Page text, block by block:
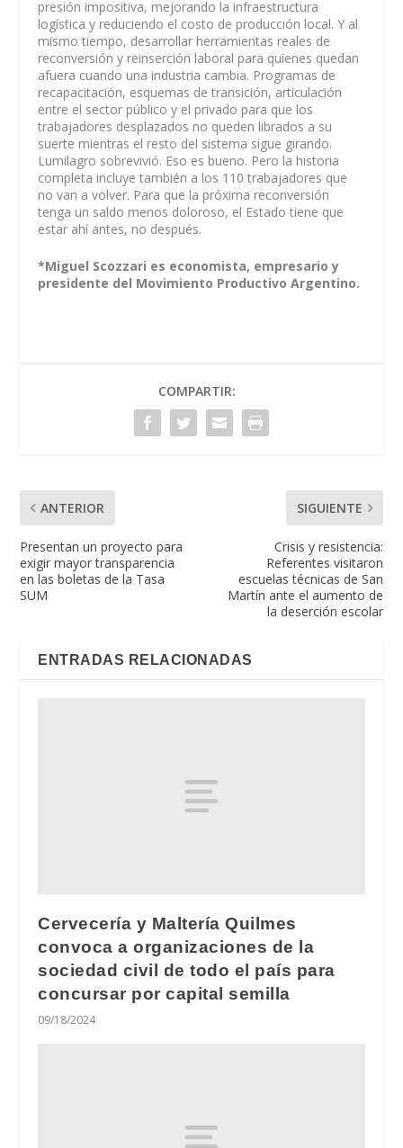
presión impositiva, mejorando la infraestructura
logística y reduciendo el costo de producción local. Y al
mismo tiempo, desarrollar herramientas reales de
reconversión y reinserción laboral para quienes quedan
afuera cuando una industria cambia. Programas de
recapacitación, esquemas de transición, articulación
entre el sector público y el privado para que los
trabajadores desplazados no queden librados a su
suerte mientras el resto del sistema sigue girando.
Lumilagro sobrevivió. Eso es bueno. Pero la historia
completa incluye también a los 110 trabajadores que
no van a volver. Para que la próxima reconversión
tenga un saldo menos doloroso, el Estado tiene que
estar ahí antes, no después.
*Miguel Scozzari es economista, empresario y
presidente del Movimiento Productivo Argentino.
COMPARTIR:
ANTERIOR
Presentan un proyecto para
exigir mayor transparencia
en las boletas de la Tasa
SUM
SIGUIENTE
Crisis y resistencia:
Referentes visitaron
escuelas técnicas de San
Martín ante el aumento de
la deserción escolar
ENTRADAS RELACIONADAS
Cervecería y Maltería Quilmes
convoca a organizaciones de la
sociedad civil de todo el país para
concursar por capital semilla
09/18/2024